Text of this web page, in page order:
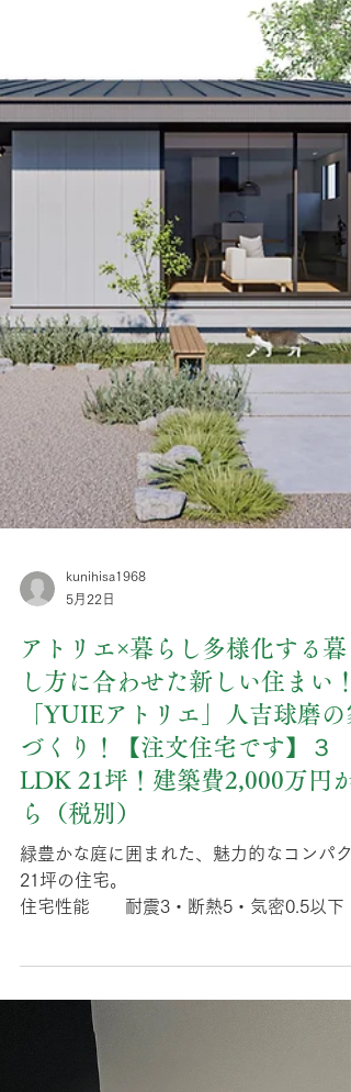
kunihisa1968
5月22日
アトリエ×暮らし多様化する暮
し方に合わせた新しい住まい！
「YUIEアトリエ」人吉球磨の
づくり！【注文住宅です】３
LDK 21坪！建築費2,000万円か
緑豊かな庭に囲まれた、魅力的なコンパク
21坪の住宅。
住宅性能 耐震3・断熱5・気密0.5以下
味の作業スペース、整然とした棚とモダン
インテリアが印象的な部屋・寝室にも変更